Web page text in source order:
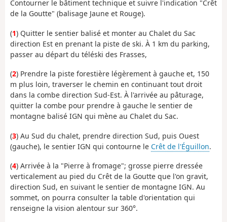
Contourner le bâtiment technique et suivre l'indication "Crêt
de la Goutte" (balisage Jaune et Rouge).
(1) Quitter le sentier balisé et monter au Chalet du Sac
direction Est en prenant la piste de ski. À 1 km du parking,
passer au départ du téléski des Frasses,
(2) Prendre la piste forestière légèrement à gauche et, 150
m plus loin, traverser le chemin en continuant tout droit
dans la combe direction Sud-Est. À l'arrivée au pâturage,
quitter la combe pour prendre à gauche le sentier de
montagne balisé IGN qui mène au Chalet du Sac.
(3) Au Sud du chalet, prendre direction Sud, puis Ouest
(gauche), le sentier IGN qui contourne le Crêt de l'Éguillon.
(4) Arrivée à la "Pierre à fromage"; grosse pierre dressée
verticalement au pied du Crêt de la Goutte que l'on gravit,
direction Sud, en suivant le sentier de montagne IGN. Au
sommet, on pourra consulter la table d'orientation qui
renseigne la vision alentour sur 360°.